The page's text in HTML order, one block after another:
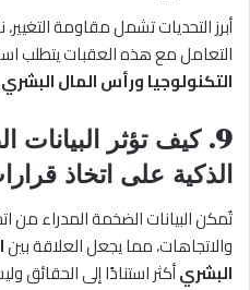
أبرز التحديات تشمل مقاومة
التعامل مع هذه العقبات يتطلب
التكنولوجيا ورأس المال البشري
9. كيف تؤثر البيانات
الذكية على اتخاذ
تُمكن البيانات الضخمة المدراء من
والاتجاهات، مما يجعل العلاقة بين
البشريأكثر استنادًا إلى الحقائق